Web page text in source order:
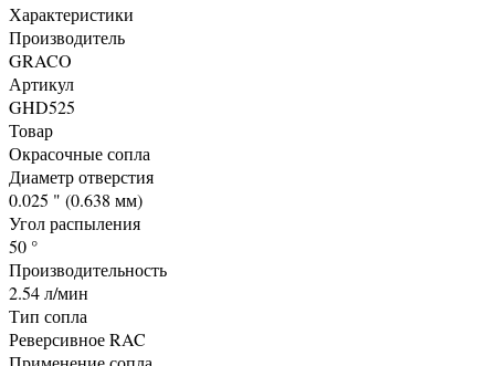
Характеристики
Производитель
GRACO
Артикул
GHD525
Товар
Окрасочные сопла
Диаметр отверстия
0.025 " (0.638 мм)
Угол распыления
50 °
Производительность
2.54 л/мин
Тип сопла
Реверсивное RAC